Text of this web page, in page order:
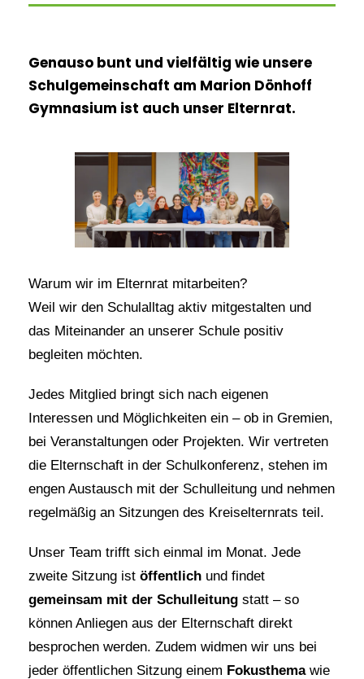
Genauso bunt und vielfältig wie unsere
Schulgemeinschaft am Marion Dönhoff
Gymnasium ist auch unser Elternrat.
Warum wir im Elternrat mitarbeiten?
Weil wir den Schulalltag aktiv mitgestalten und
das Miteinander an unserer Schule positiv
begleiten möchten.
Jedes Mitglied bringt sich nach eigenen
Interessen und Möglichkeiten ein – ob in Gremien,
bei Veranstaltungen oder Projekten. Wir vertreten
die Elternschaft in der Schulkonferenz, stehen im
engen Austausch mit der Schulleitung und nehmen
regelmäßig an Sitzungen des Kreiselternrats teil.
Unser Team trifft sich einmal im Monat. Jede
zweite Sitzung ist öffentlich und findet
gemeinsam mit der Schulleitung statt – so
können Anliegen aus der Elternschaft direkt
besprochen werden. Zudem widmen wir uns bei
jeder öffentlichen Sitzung einem Fokusthemawie